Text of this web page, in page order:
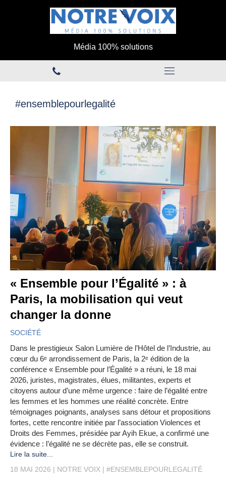
Média 100% solutions
#ensemblepourlegalité
« Ensemble pour l’Égalité » : à
Paris, la mobilisation qui veut
changer la donne
SOCIÉTÉ
Dans le prestigieux Salon Lumière de l’Hôtel de l’Industrie, au
cœur du 6ᵉ arrondissement de Paris, la 2ᵉ édition de la
conférence « Ensemble pour l’Égalité » a réuni, le 18 mai
2026, juristes, magistrates, élues, militantes, experts et
citoyens autour d’une même urgence : faire de l’égalité entre
les femmes et les hommes une réalité concrète. Entre
témoignages poignants, analyses sans détour et propositions
fortes, cette rencontre initiée par l’association Violences et
Droits des Femmes, présidée par Ayih Ekue, a confirmé une
évidence : l’égalité ne se décrète pas, elle se construit.
Lire la suite...
18 MAI 2026
NOTRE VOIX #ENSEMBLEPOURLEGALITÉ